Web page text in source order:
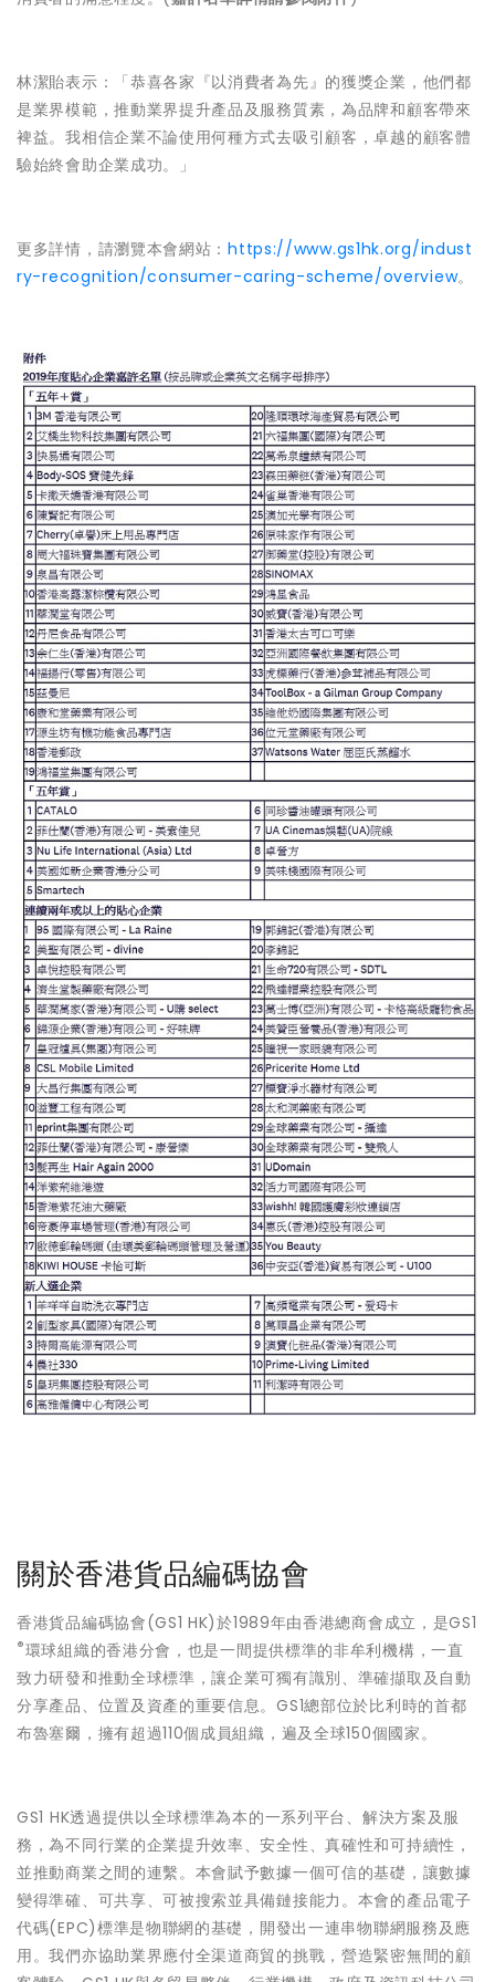
林潔貽表示：「恭喜各家『以消費者為先』的獲獎企業，他們都
是業界模範，推動業界提升產品及服務質素，為品牌和顧客帶來
裨益。我相信企業不論使用何種方式去吸引顧客，卓越的顧客體
驗始終會助企業成功。」
更多詳情，請瀏覽本會網站：https://www.gs1hk.org/indust
ry-recognition/consumer-caring-scheme/overview。
關於香港貨品編碼協會
香港貨品編碼協會(GS1 HK)於1989年由香港總商會成立，是GS1
®環球組織的香港分會，也是一間提供標準的非牟利機構，一直
致力研發和推動全球標準，讓企業可獨有識別、準確擷取及自動
分享產品、位置及資產的重要信息。GS1總部位於比利時的首都
布魯塞爾，擁有超過110個成員組織，遍及全球150個國家。
GS1 HK透過提供以全球標準為本的一系列平台、解決方案及服
務，為不同行業的企業提升效率、安全性、真確性和可持續性，
並推動商業之間的連繫。本會賦予數據一個可信的基礎，讓數據
變得準確、可共享、可被搜索並具備鏈接能力。本會的產品電子
代碼(EPC)標準是物聯網的基礎，開發出一連串物聯網服務及應
用。我們亦協助業界應付全渠道商貿的挑戰，營造緊密無間的顧